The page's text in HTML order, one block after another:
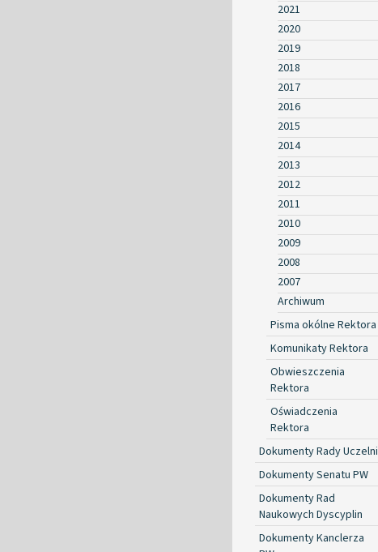
2021
2020
2019
2018
2017
2016
2015
2014
2013
2012
2011
2010
2009
2008
2007
Archiwum
Pisma okólne Rektora
Komunikaty Rektora
Obwieszczenia
Rektora
Oświadczenia
Rektora
Dokumenty Rady Uczelni
Dokumenty Senatu PW
Dokumenty Rad
Naukowych Dyscyplin
Dokumenty Kanclerza